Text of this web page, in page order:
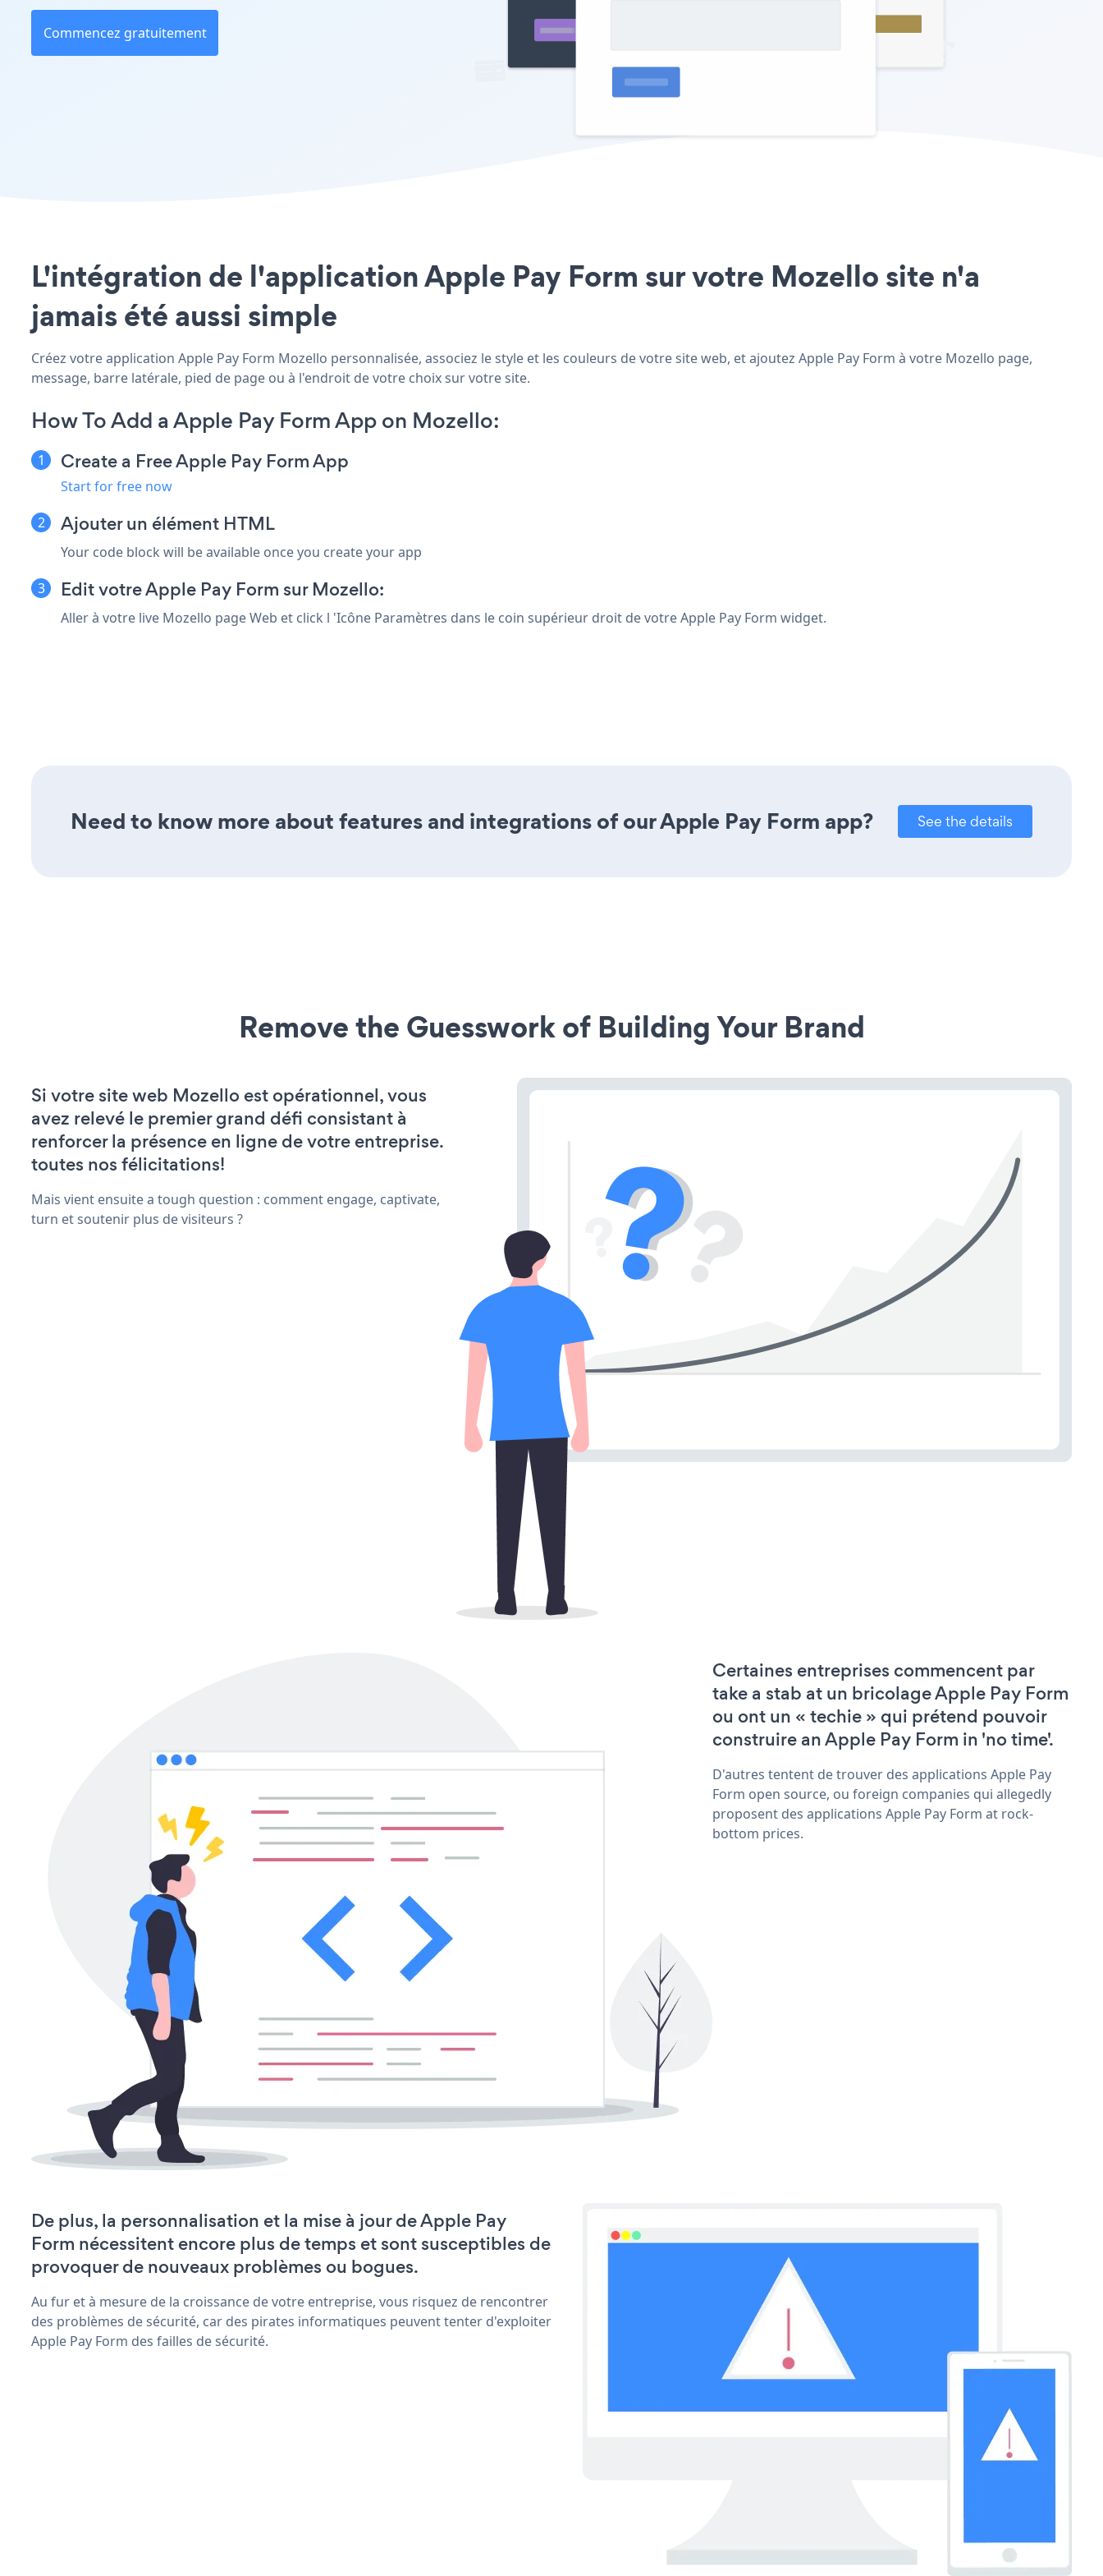
Commencez gratuitement
L'intégration de l'application Apple Pay Form sur votre Mozello site n'a
jamais été aussi simple
Créez votre application Apple Pay Form Mozello personnalisée, associez le style et les couleurs de votre site web, et ajoutez Apple Pay Form à votre Mozello page,
message, barre latérale, pied de page ou à l'endroit de votre choix sur votre site.
How To Add a Apple Pay Form App on Mozello:
Create a Free Apple Pay Form App
Start for free now
Ajouter un élément HTML
Your code block will be available once you create your app
Edit votre Apple Pay Form sur Mozello:
Aller à votre live Mozello page Web et click l 'Icône Paramètres dans le coin supérieur droit de votre Apple Pay Form widget.
Need to know more about features and integrations of our Apple Pay Form app? See the details
Remove the Guesswork of Building Your Brand
Si votre site web Mozello est opérationnel, vous
avez relevé le premier grand défi consistant à
renforcer la présence en ligne de votre entreprise.
toutes nos félicitations!
Mais vient ensuite a tough question : comment engage, captivate,
turn et soutenir plus de visiteurs ?
Certaines entreprises commencent par
take a stab at un bricolage Apple Pay Form
ou ont un « techie » qui prétend pouvoir
construire an Apple Pay Form in 'no time'.
D'autres tentent de trouver des applications Apple Pay
Form open source, ou foreign companies qui allegedly
proposent des applications Apple Pay Form at rock-
bottom prices.
De plus, la personnalisation et la mise à jour de Apple Pay
Form nécessitent encore plus de temps et sont susceptibles de
provoquer de nouveaux problèmes ou bogues.
Au fur et à mesure de la croissance de votre entreprise, vous risquez de rencontrer
des problèmes de sécurité, car des pirates informatiques peuvent tenter d'exploiter
Apple Pay Form des failles de sécurité.